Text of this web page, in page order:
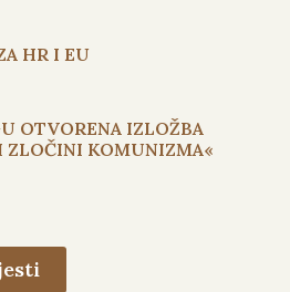
HR I EU
OTVORENA IZLOŽBA
ZLOČINI KOMUNIZMA«